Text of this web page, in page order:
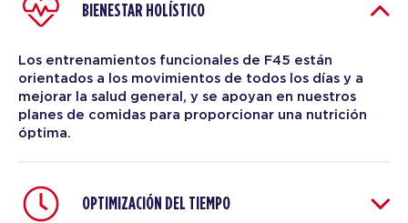
BIENESTAR HOLÍSTICO
Los entrenamientos funcionales de F45 están
orientados a los movimientos de todos los días y a
mejorar la salud general, y se apoyan en nuestros
planes de comidas para proporcionar una nutrición
óptima.
OPTIMIZACIÓN DEL TIEMPO